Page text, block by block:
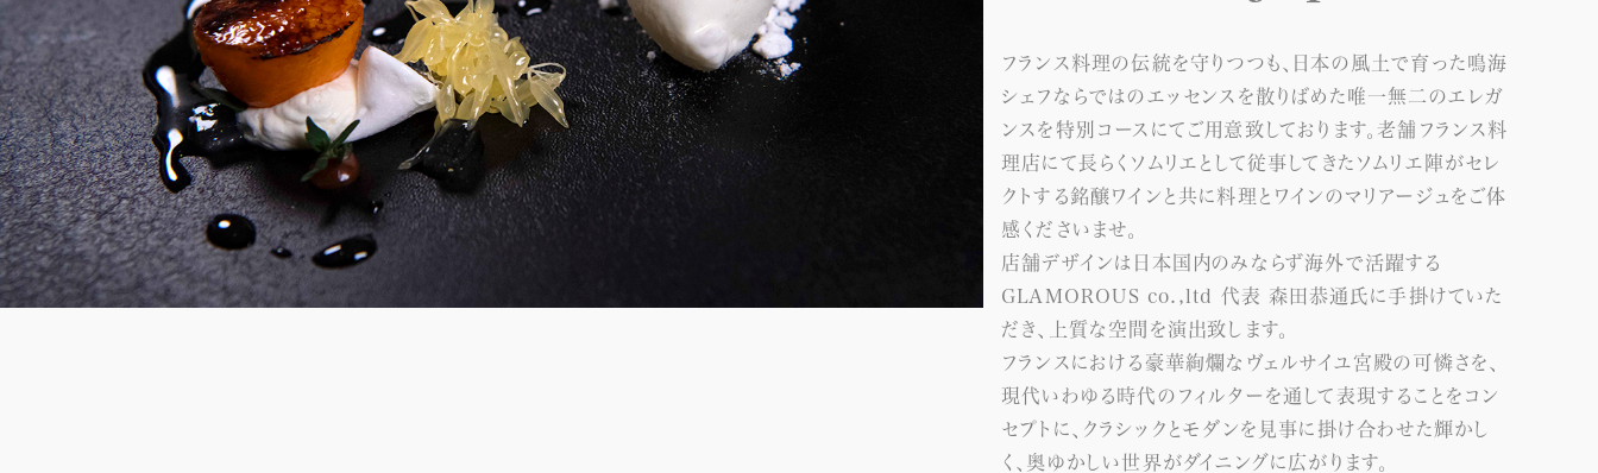
フランス料理の伝統を守りつつも、日本の風土で育った鳴海
シェフならではのエッセンスを散りばめた唯一無二のエレガ
ンスを特別コースにてご用意致しております。老舗フランス料
理店にて長らくソムリエとして従事してきたソムリエ陣がセレ
クトする銘醸ワインと共に料理とワインのマリアージュをご体
感くださいませ。
店舗デザインは日本国内のみならず海外で活躍する
GLAMOROUS co.,ltd 代表 森田恭通氏に手掛けていた
だき、上質な空間を演出致します。
フランスにおける豪華絢爛なヴェルサイユ宮殿の可憐さを、
現代いわゆる時代のフィルターを通して表現することをコン
セプトに、クラシックとモダンを見事に掛け合わせた輝かし
く、奥ゆかしい世界がダイニングに広がります。